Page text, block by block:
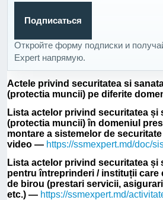
Подписаться
Откройте форму подписки и
Expert напрямую.
Actele privind securitatea si
(protectia muncii) pe diferite
Lista actelor privind securitatea și
(protectia muncii) în domeniul
montare a sistemelor de
video — https://ssmexpert.md/doc/
Lista actelor privind securitatea și
pentru întreprinderi / instituții care
de birou (prestari servicii,
etc.) — https://ssmexpert.md/